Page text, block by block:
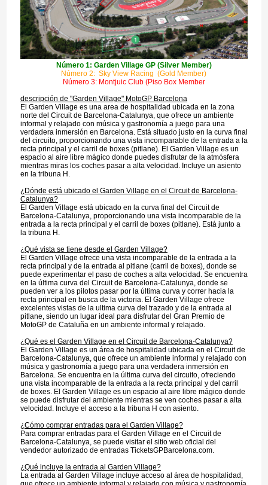
Número 1: Garden Village GP (Silver Member)
Número 2: Sky View Racing (Gold Member)
Número 3: Montjuic Club (Piso Box Member
descripción de "Garden Village" MotoGP Barcelona
El Garden Village es una area de hospitalidad ubicada en la zona
norte del Circuit de Barcelona-Catalunya, que ofrece un ambiente
informal y relajado con música y gastronomía a juego para una
verdadera inmersión en Barcelona. Está situado justo en la curva final
del circuito, proporcionando una vista incomparable de la entrada a la
recta principal y el carril de boxes (pitlane). El Garden Village es un
espacio al aire libre mágico donde puedes disfrutar de la atmósfera
mientras miras los coches pasar a alta velocidad. Incluye un asiento
en la tribuna H.
¿Dónde está ubicado el Garden Village en el Circuit de Barcelona-
Catalunya?
El Garden Village está ubicado en la curva final del Circuit de
Barcelona-Catalunya, proporcionando una vista incomparable de la
entrada a la recta principal y el carril de boxes (pitlane). Está junto a
la tribuna H.
¿Qué vista se tiene desde el Garden Village?
El Garden Village ofrece una vista incomparable de la entrada a la
recta principal y de la entrada al pitlane (carril de boxes), donde se
puede experimentar el paso de coches a alta velocidad. Se encuentra
en la última curva del Circuit de Barcelona-Catalunya, donde se
pueden ver a los pilotos pasar por la última curva y correr hacia la
recta principal en busca de la victoria. El Garden Village ofrece
excelentes vistas de la ultima curva del trazado y de la entrada al
pitlane, siendo un lugar ideal para disfrutar del Gran Premio de
MotoGP de Cataluña en un ambiente informal y relajado.
¿Qué es el Garden Village en el Circuit de Barcelona-Catalunya?
El Garden Village es un área de hospitalidad ubicada en el Circuit de
Barcelona-Catalunya, que ofrece un ambiente informal y relajado con
música y gastronomía a juego para una verdadera inmersión en
Barcelona. Se encuentra en la última curva del circuito, ofreciendo
una vista incomparable de la entrada a la recta principal y del carril
de boxes. El Garden Village es un espacio al aire libre mágico donde
se puede disfrutar del ambiente mientras se ven coches pasar a alta
velocidad. Incluye el acceso a la tribuna H con asiento.
¿Cómo comprar entradas para el Garden Village?
Para comprar entradas para el Garden Village en el Circuit de
Barcelona-Catalunya, se puede visitar el sitio web oficial del
vendedor autorizado de entradas TicketsGPBarcelona.com.
¿Qué incluye la entrada al Garden Village?
La entrada al Garden Village incluye acceso al área de hospitalidad,